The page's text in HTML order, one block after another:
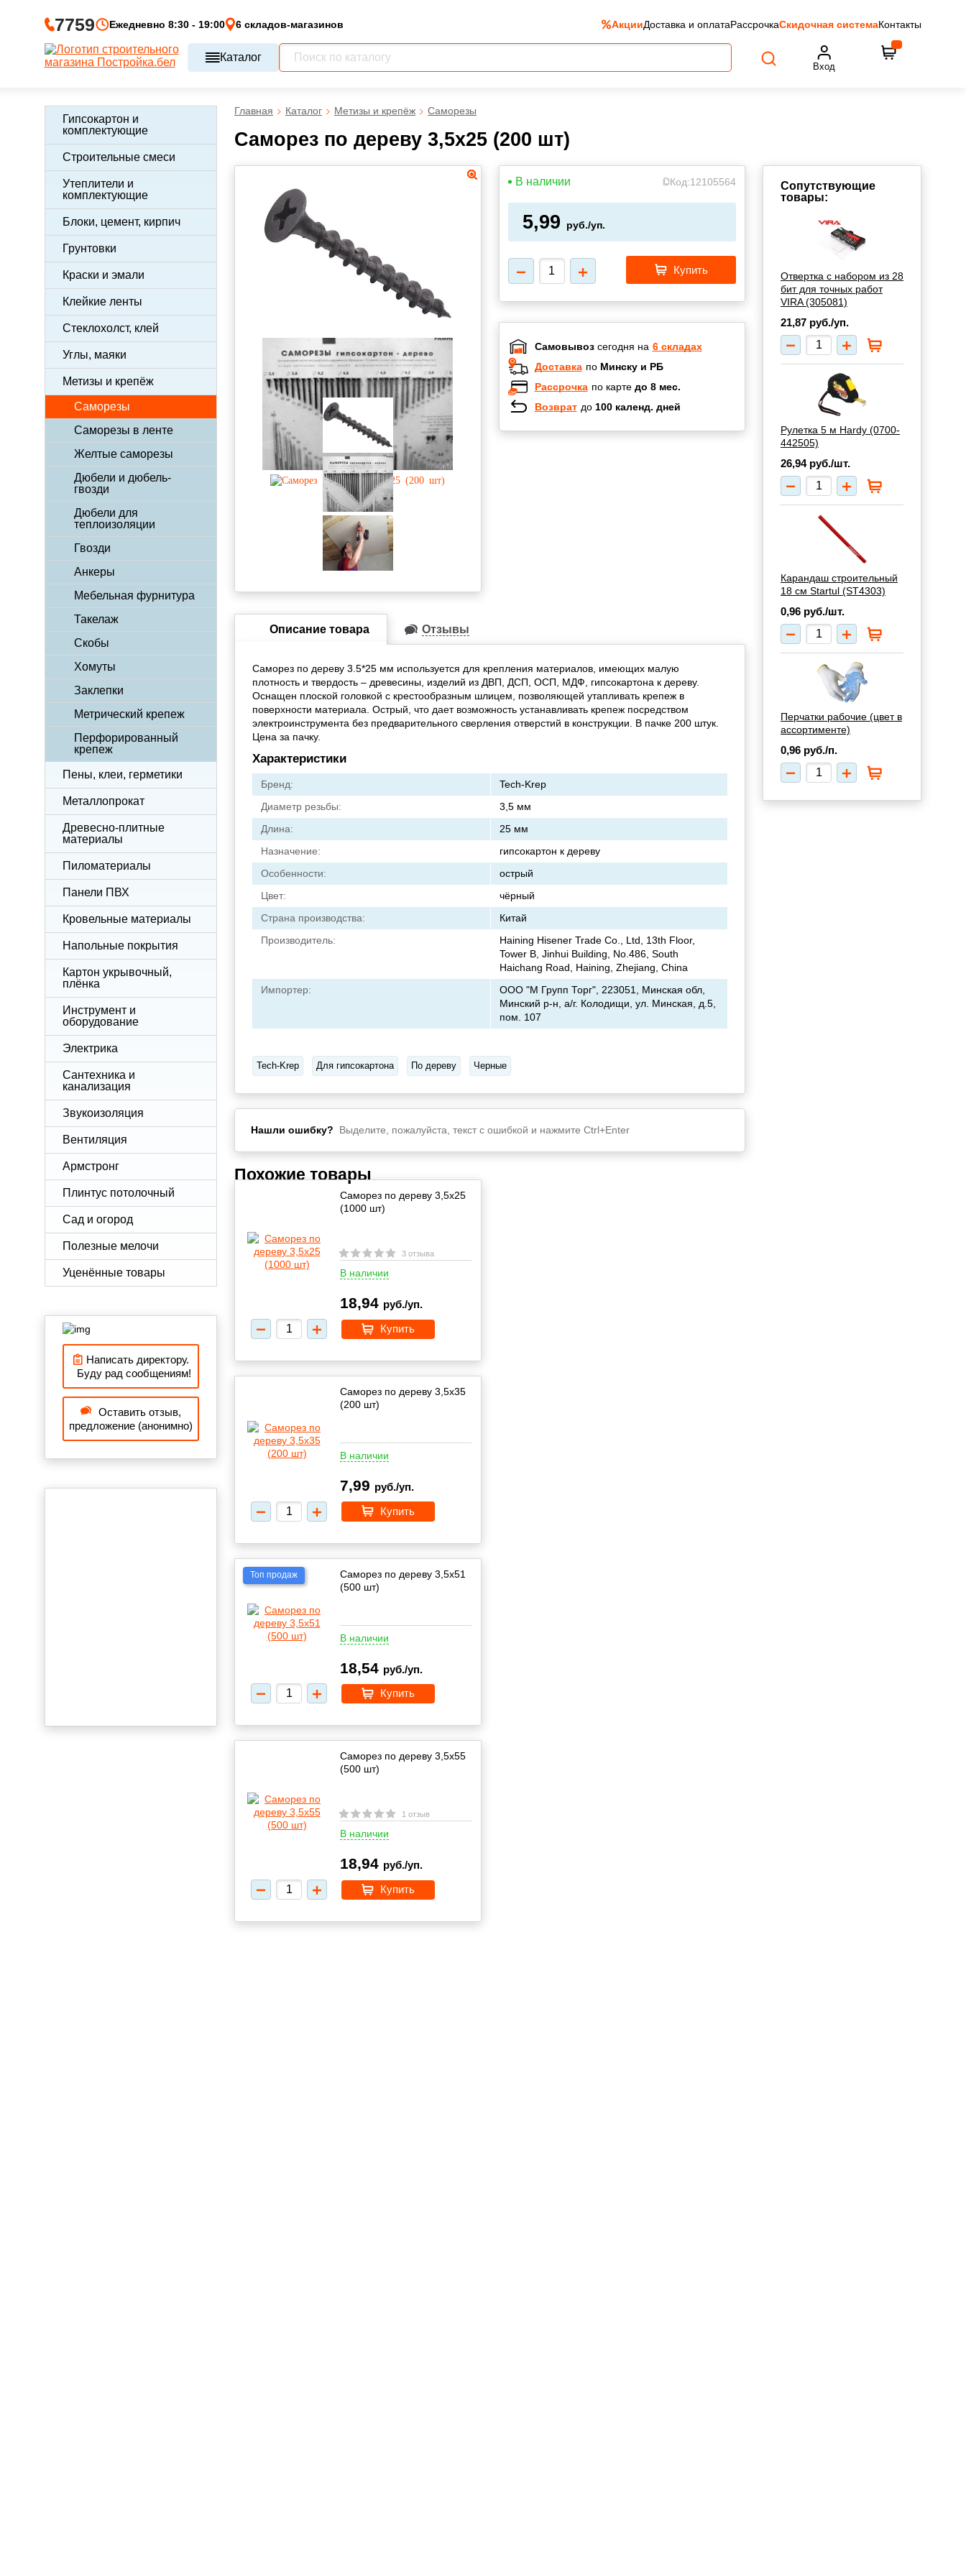
7759 Ежедневно 8:30 - 19:00 6 складов-магазинов АкцииДоставка и оплатаРассрочкаСкидочная системаКонтакты
Каталог
Вход
Гипсокартон и
комплектующие
Строительные смеси
Утеплители и
комплектующие
Блоки, цемент, кирпич
Грунтовки
Краски и эмали
Клейкие ленты
Стеклохолст, клей
Углы, маяки
Метизы и крепёж
Саморезы
Саморезы в ленте
Желтые саморезы
Дюбели и дюбель-
гвозди
Дюбели для
теплоизоляции
Гвозди
Анкеры
Мебельная фурнитура
Такелаж
Скобы
Хомуты
Заклепки
Метрический крепеж
Перфорированный
крепеж
Пены, клеи, герметики
Металлопрокат
Древесно-плитные
материалы
Пиломатериалы
Панели ПВХ
Кровельные материалы
Напольные покрытия
Картон укрывочный,
плёнка
Инструмент и
оборудование
Электрика
Сантехника и
канализация
Звукоизоляция
Вентиляция
Армстронг
Плинтус потолочный
Сад и огород
Полезные мелочи
Уценённые товары
Написать директору.
Буду рад сообщениям!
Оставить отзыв,
предложение (анонимно)
Главная Каталог Метизы и крепёж Саморезы
Саморез по дереву 3,5х25 (200 шт)
В наличии Код:12105564
5,99 руб./уп.
Купить
Самовывозсегодня на 6 складах
Доставка по Минску и РБ
Рассрочка по карте до 8 мес.
Возврат до 100 календ. дней
Описание товара Отзывы
Саморез по дереву 3.5*25 мм используется для крепления материалов, имеющих малую
плотность и твердость – древесины, изделий из ДВП, ДСП, ОСП, МДФ, гипсокартона к дереву.
Оснащен плоской головкой с крестообразным шлицем, позволяющей утапливать крепеж в
поверхности материала. Острый, что дает возможность устанавливать крепеж посредством
электроинструмента без предварительного сверления отверстий в конструкции. В пачке 200 штук.
Цена за пачку.
Характеристики
Бренд:
Tech-Krep
Диаметр резьбы:
3,5 мм
Длина:
25 мм
Назначение:
гипсокартон к дереву
Особенности:
острый
Цвет:
чёрный
Страна производства:
Китай
Производитель:
Haining Hisener Trade Co., Ltd, 13th Floor,
Tower B, Jinhui Building, No.486, South
Haichang Road, Haining, Zhejiang, China
Импортер:
ООО "М Групп Торг", 223051, Минская обл,
Минский р-н, а/г. Колодищи, ул. Минская, д.5,
пом. 107
Tech-Krep Для гипсокартона По дереву Черные
Нашли ошибку? Выделите, пожалуйста, текст с ошибкой и нажмите Ctrl+Enter
Похожие товары
Саморез по дереву 3,5х25
(1000 шт)
3 отзыва
В наличии
18,94 руб./уп.
Купить
Саморез по дереву 3,5х35
(200 шт)
В наличии
7,99 руб./уп.
Купить
Топ продаж
Саморез по дереву 3,5х51
(500 шт)
В наличии
18,54 руб./уп.
Купить
Саморез по дереву 3,5х55
(500 шт)
1 отзыв
В наличии
18,94 руб./уп.
Купить
Сопутствующие
товары:
Отвертка с набором из 28
бит для точных работ
VIRA (305081)
21,87 руб./уп.
Рулетка 5 м Hardy (0700-
442505)
26,94 руб./шт.
Карандаш строительный
18 см Startul (ST4303)
0,96 руб./шт.
Перчатки рабочие (цвет в
ассортименте)
0,96 руб./п.